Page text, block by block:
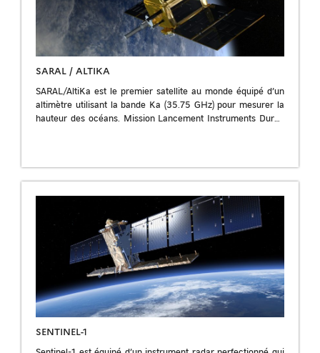
SARAL / ALTIKA
SARAL/AltiKa est le premier satellite au monde équipé d’un
altimètre utilisant la bande Ka (35.75 GHz) pour mesurer la
hauteur des océans. Mission Lancement Instruments Durée
SENTINEL-1